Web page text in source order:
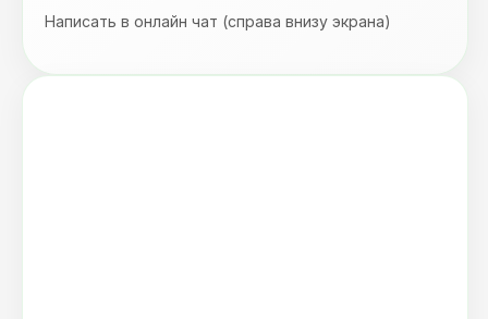
Написать в онлайн чат (справа внизу экрана)